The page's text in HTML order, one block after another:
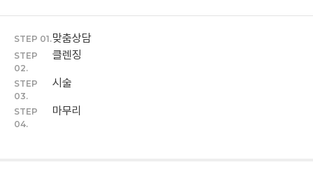
STEP 01.맞춤상담
STEP
02.
클렌징
STEP
03.
시술
STEP
04.
마무리